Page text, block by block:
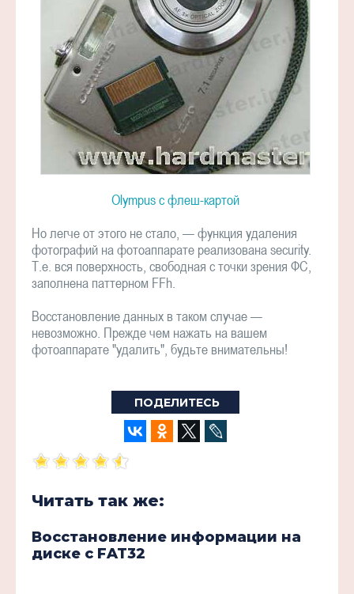
Olympus с флеш-картой
Но легче от этого не стало, — функция удаления
фотографий на фотоаппарате реализована security.
Т.е. вся поверхность, свободная с точки зрения ФС,
заполнена паттерном FFh.
Восстановление данных в таком случае —
невозможно. Прежде чем нажать на вашем
фотоаппарате "удалить", будьте внимательны!
ПОДЕЛИТЕСЬ
Читать так же:
Восстановление информации на
диске с FAT32